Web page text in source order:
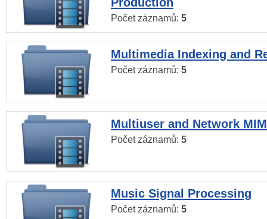
Počet záznamů: 5
Multimedia Indexing and
Počet záznamů: 5
Multiuser and Network
Počet záznamů: 5
Music Signal Processing
Počet záznamů: 5